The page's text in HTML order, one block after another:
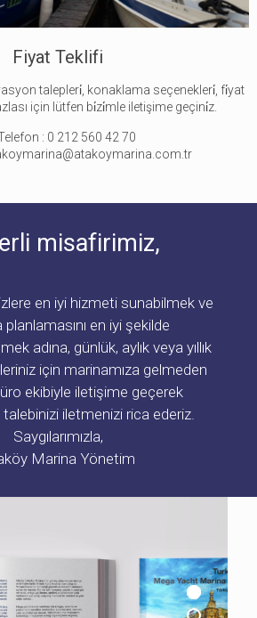
Fiyat Teklifi
talepleri̇, konaklama seçenekleri̇, fi̇yat
için lütfen bi̇zi̇mle iletişime geçini̇z.
: 0 212 560 42 70
misafirimiz,
en iyi hizmeti sunabilmek ve
en iyi şekilde
adına, günlük, aylık veya yıllık
için marinamıza gelmeden
ekibiyle iletişime geçerek
iletmenizi rica ederiz.
Saygılarımızla,
Marina Yönetim